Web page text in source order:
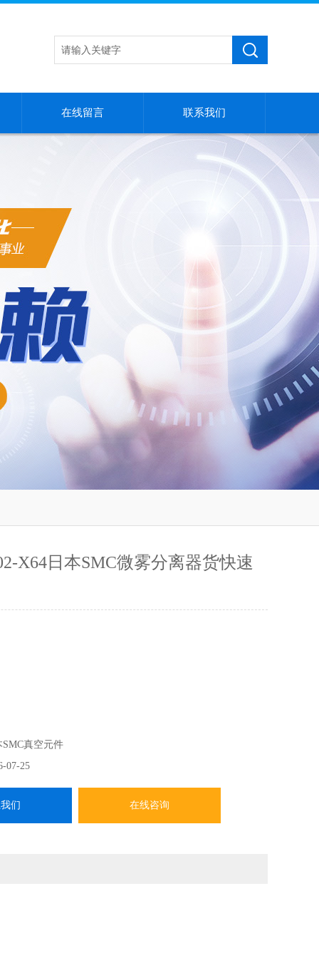
在线留言 联系我们
X64日本SMC微雾分离器货快速
SMC真空元件
07-25
们 在线咨询